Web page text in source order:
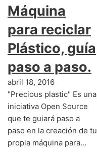
Máquina
para reciclar
Plástico, guía
paso a paso.
abril 18, 2016
"Precious plastic" Es una
iniciativa Open Source
que te guiará paso a
paso en la creación de tu
propia máquina para…